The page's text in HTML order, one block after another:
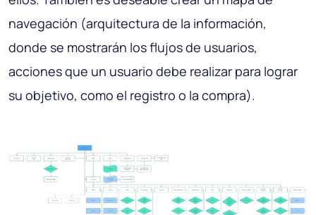
navegación (arquitectura de la información,
donde se mostrarán los flujos de usuarios,
acciones que un usuario debe realizar para lograr
su objetivo, como el registro o la compra).